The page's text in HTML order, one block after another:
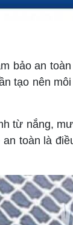
bảo an
tạo nên
từ nắng,
toàn là